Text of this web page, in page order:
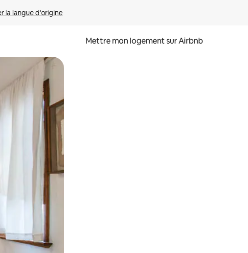
la langue d'origine
Mettre mon logement sur Airbnb
en faisant glisser.